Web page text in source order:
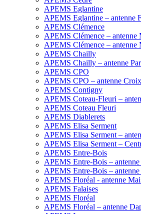
APEMS Eglantine
APEMS Eglantine – antenne
APEMS Clémence
APEMS Clémence – antenne
APEMS Clémence – antenne
APEMS Chailly
APEMS Chailly – antenne
APEMS CPO
APEMS CPO – antenne
APEMS Contigny
APEMS Coteau-Fleuri –
APEMS Coteau Fleuri
APEMS Diablerets
APEMS Elisa Serment
APEMS Elisa Serment –
APEMS Elisa Serment –
APEMS Entre-Bois
APEMS Entre-Bois –
APEMS Entre-Bois –
APEMS Floréal - antenne
APEMS Falaises
APEMS Floréal
APEMS Floréal – antenne